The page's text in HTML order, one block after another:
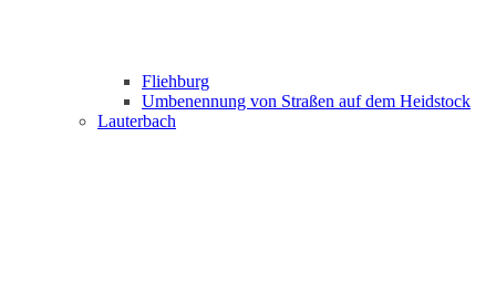
Fliehburg
Umbenennung von Straßen auf dem Heidstock
Lauterbach